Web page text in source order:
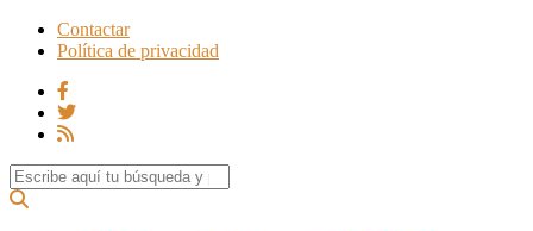
Contactar
Política de privacidad
Search for: